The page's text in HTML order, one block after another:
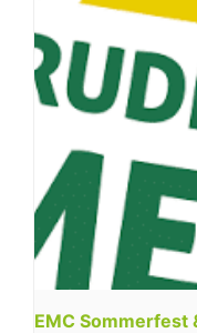
EMC Sommerfest